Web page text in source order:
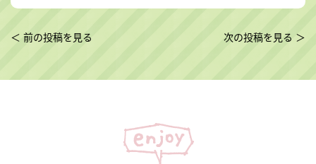
投
ナ
＜ 前の投稿を見る 次の投稿を見る ＞